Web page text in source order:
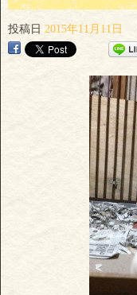
投稿日 2015年11月11日